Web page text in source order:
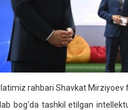
rahbari Shavkat
bog‘da tashkil etilgan